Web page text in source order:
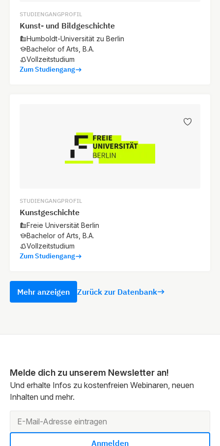
STUDIENGANGPROFIL
Kunst- und Bildgeschichte
Humboldt-Universität zu Berlin
Bachelor of Arts, B.A.
Vollzeitstudium
Zum Studiengang
STUDIENGANGPROFIL
Kunstgeschichte
Freie Universität Berlin
Bachelor of Arts, B.A.
Vollzeitstudium
Zum Studiengang
Mehr anzeigen Zurück zur Datenbank
Melde dich zu unserem Newsletter an!
Und erhalte Infos zu kostenfreien Webinaren, neuen
Inhalten und mehr.